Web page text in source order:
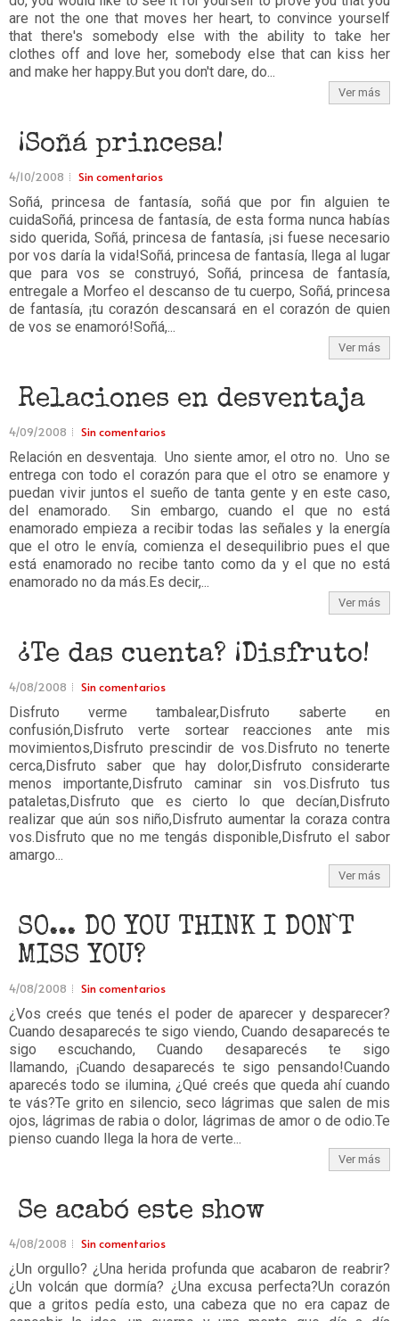
are not the one that moves her heart, to convince yourself
that there's somebody else with the ability to take her
clothes off and love her, somebody else that can kiss her
and make her happy.But you don't dare, do...
Ver más
¡Soñá princesa!
4/10/2008 Sin comentarios
Soñá, princesa de fantasía, soñá que por fin alguien te
cuidaSoñá, princesa de fantasía, de esta forma nunca habías
sido querida, Soñá, princesa de fantasía, ¡si fuese necesario
por vos daría la vida!Soñá, princesa de fantasía, llega al lugar
que para vos se construyó, Soñá, princesa de fantasía,
entregale a Morfeo el descanso de tu cuerpo, Soñá, princesa
de fantasía, ¡tu corazón descansará en el corazón de quien
de vos se enamoró!Soñá,...
Ver más
Relaciones en desventaja
4/09/2008 Sin comentarios
Relación en desventaja. Uno siente amor, el otro no. Uno se
entrega con todo el corazón para que el otro se enamore y
puedan vivir juntos el sueño de tanta gente y en este caso,
del enamorado. Sin embargo, cuando el que no está
enamorado empieza a recibir todas las señales y la energía
que el otro le envía, comienza el desequilibrio pues el que
está enamorado no recibe tanto como da y el que no está
enamorado no da más.Es decir,...
Ver más
¿Te das cuenta? ¡Disfruto!
4/08/2008 Sin comentarios
Disfruto verme tambalear,Disfruto saberte en
confusión,Disfruto verte sortear reacciones ante mis
movimientos,Disfruto prescindir de vos.Disfruto no tenerte
cerca,Disfruto saber que hay dolor,Disfruto considerarte
menos importante,Disfruto caminar sin vos.Disfruto tus
pataletas,Disfruto que es cierto lo que decían,Disfruto
realizar que aún sos niño,Disfruto aumentar la coraza contra
vos.Disfruto que no me tengás disponible,Disfruto el sabor
amargo...
Ver más
SO... DO YOU THINK I DON`T
MISS YOU?
4/08/2008 Sin comentarios
¿Vos creés que tenés el poder de aparecer y desparecer?
Cuando desaparecés te sigo viendo, Cuando desaparecés te
sigo escuchando, Cuando desaparecés te sigo
llamando, ¡Cuando desaparecés te sigo pensando!Cuando
aparecés todo se ilumina, ¿Qué creés que queda ahí cuando
te vás?Te grito en silencio, seco lágrimas que salen de mis
ojos, lágrimas de rabia o dolor, lágrimas de amor o de odio.Te
pienso cuando llega la hora de verte...
Ver más
Se acabó este show
4/08/2008 Sin comentarios
¿Un orgullo? ¿Una herida profunda que acabaron de reabrir?
¿Un volcán que dormía? ¿Una excusa perfecta?Un corazón
que a gritos pedía esto, una cabeza que no era capaz de